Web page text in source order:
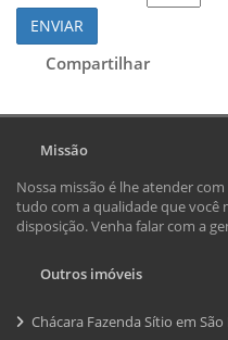
ENVIAR
Compartilhar
Missão
Nossa missão é lhe atender
tudo com a qualidade que você
disposição. Venha falar com a
Outros imóveis
Chácara Fazenda Sítio em